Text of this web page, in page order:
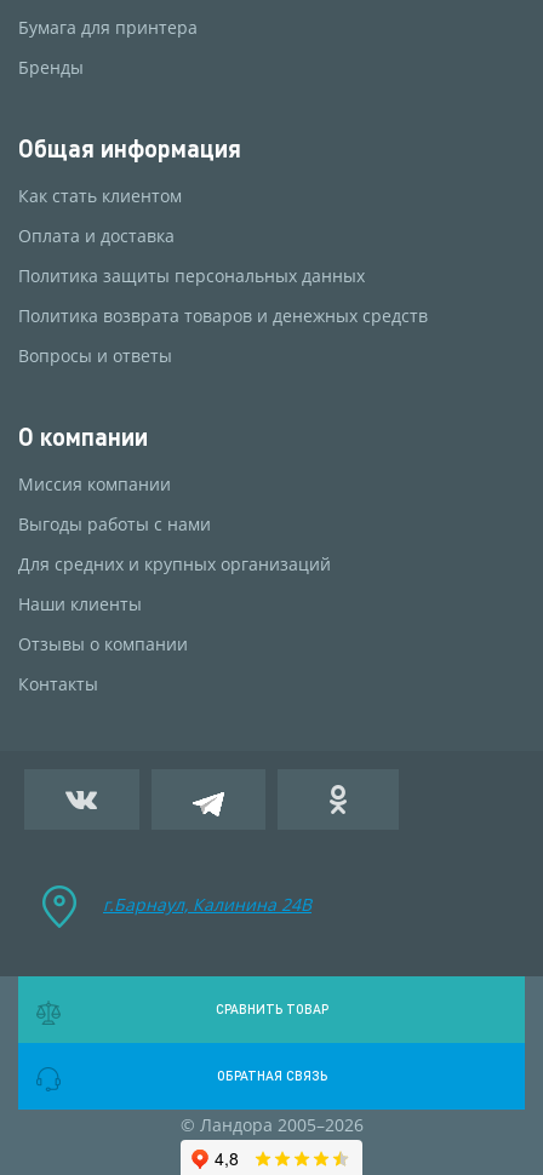
Бумага для принтера
Бренды
Общая информация
Как стать клиентом
Оплата и доставка
Политика защиты персональных данных
Политика возврата товаров и денежных средств
Вопросы и ответы
О компании
Миссия компании
Выгоды работы с нами
Для средних и крупных организаций
Наши клиенты
Отзывы о компании
Контакты
г.Барнаул, Калинина 24B
© Ландора 2005–2026
СРАВНИТЬ ТОВАР
ОБРАТНАЯ СВЯЗЬ